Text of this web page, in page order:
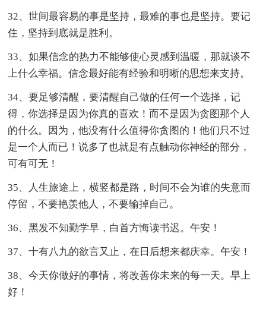
32、世间最容易的事是坚持，最难的事也是坚持。要记
住，坚持到底就是胜利。
33、如果信念的热力不能够使心灵感到温暖，那就谈不
上什么幸福。信念最好能有经验和明晰的思想来支持。
34、要足够清醒，要清醒自己做的任何一个选择，记
得，你选择是因为你真的喜欢！而不是因为贪图那个人
的什么。因为，他没有什么值得你贪图的！他们只不过
是一个人而已！说多了也就是有点触动你神经的部分，
可有可无！
35、人生旅途上，横竖都是路，时间不会为谁的失意而
停留，不要艳羡他人，不要输掉自己。
36、黑发不知勤学早，白首方悔读书迟。午安！
37、十有八九的欲言又止，在日后想来都庆幸。午安！
38、今天你做好的事情，将改善你未来的每一天。早上
好！